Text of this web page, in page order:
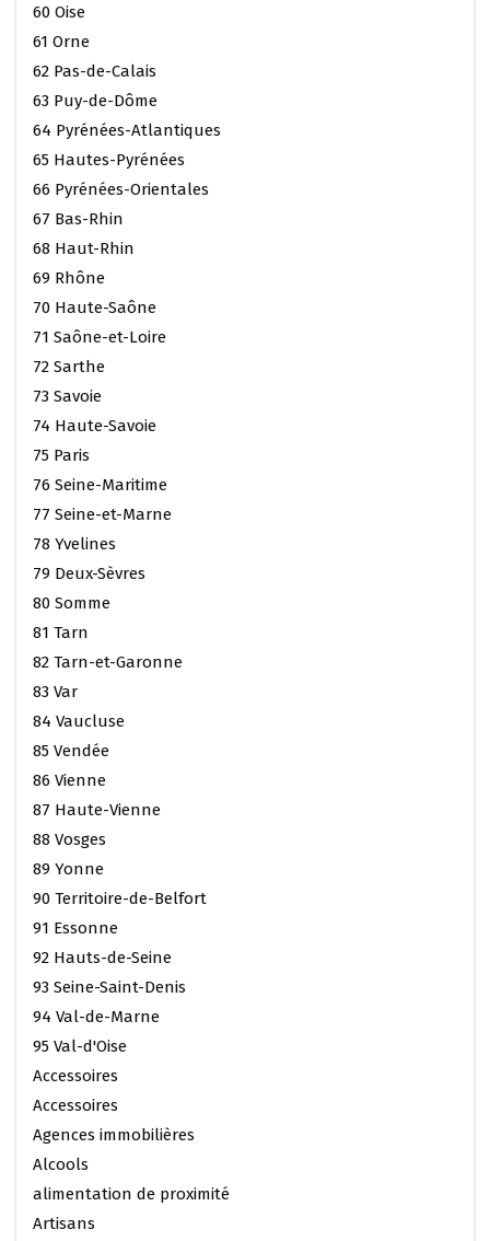
60 Oise
61 Orne
62 Pas-de-Calais
63 Puy-de-Dôme
64 Pyrénées-Atlantiques
65 Hautes-Pyrénées
66 Pyrénées-Orientales
67 Bas-Rhin
68 Haut-Rhin
69 Rhône
70 Haute-Saône
71 Saône-et-Loire
72 Sarthe
73 Savoie
74 Haute-Savoie
75 Paris
76 Seine-Maritime
77 Seine-et-Marne
78 Yvelines
79 Deux-Sèvres
80 Somme
81 Tarn
82 Tarn-et-Garonne
83 Var
84 Vaucluse
85 Vendée
86 Vienne
87 Haute-Vienne
88 Vosges
89 Yonne
90 Territoire-de-Belfort
91 Essonne
92 Hauts-de-Seine
93 Seine-Saint-Denis
94 Val-de-Marne
95 Val-d'Oise
Accessoires
Accessoires
Agences immobilières
Alcools
alimentation de proximité
Artisans